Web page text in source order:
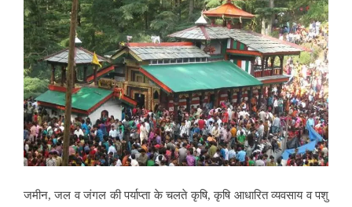
जमीन, जल व जंगल की पर्याप्ता के चलते कृषि, कृषि आधारित व्यवसाय व पशु